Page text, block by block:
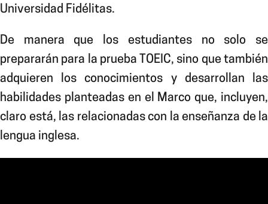
Universidad Fidélitas.
De manera que los estudiantes no solo se
prepararán para la prueba TOEIC, sino que también
adquieren los conocimientos y desarrollan las
habilidades planteadas en el Marco que, incluyen,
claro está, las relacionadas con la enseñanza de la
lengua inglesa.